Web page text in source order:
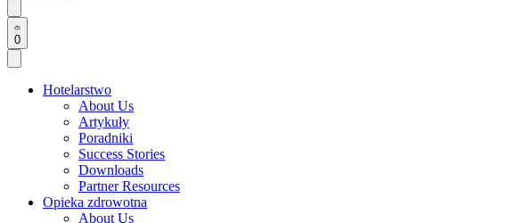
0
Hotelarstwo
About Us
Artykuły
Poradniki
Success Stories
Downloads
Partner Resources
Opieka zdrowotna
About Us